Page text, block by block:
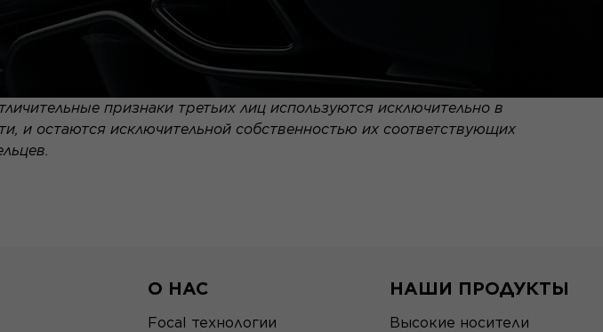
признаки третьих лиц используются исключительно в
и остаются исключительной собственностью их соответствующих
О НАС
Focal технологии
НАШИ ПРОДУКТЫ
Высокие носители